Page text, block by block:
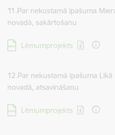
11.Par nekustamā īpašuma
novadā, sakārtošanu
Lejupielādēt:
Lēmumprojekts
12.Par nekustamā īpašuma
novadā, atsavināšanu
Lejupielādēt:
Lēmumprojekts